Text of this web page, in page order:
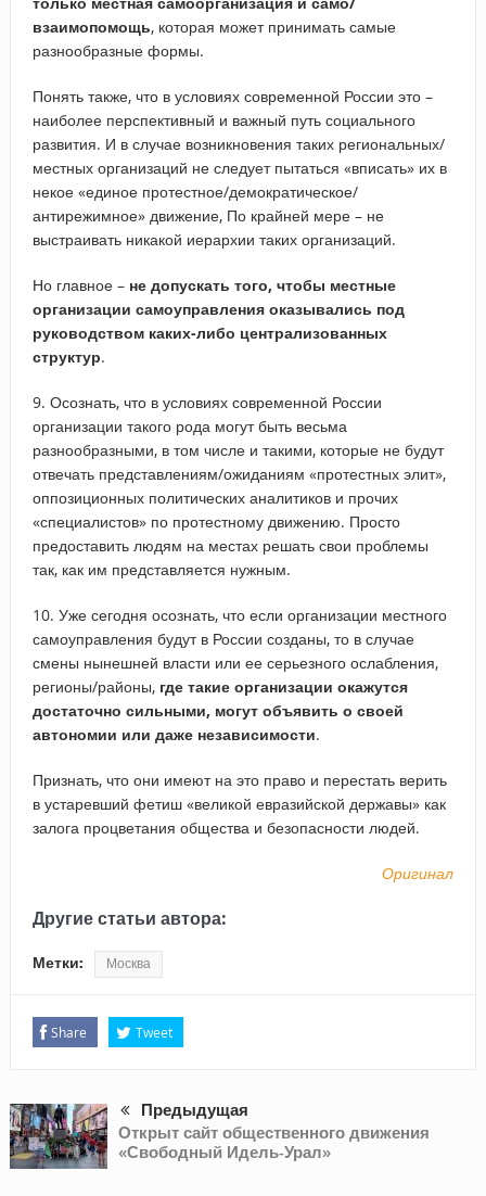
взаимопомощь, которая может принимать самые
разнообразные формы.
Понять также, что в условиях современной России это –
наиболее перспективный и важный путь социального
развития. И в случае возникновения таких региональных/
местных организаций не следует пытаться «вписать» их в
некое «единое протестное/демократическое/
антирежимное» движение, По крайней мере – не
выстраивать никакой иерархии таких организаций.
Но главное – не допускать того, чтобы местные
организации самоуправления оказывались под
руководством каких-либо централизованных
структур.
9. Осознать, что в условиях современной России
организации такого рода могут быть весьма
разнообразными, в том числе и такими, которые не будут
отвечать представлениям/ожиданиям «протестных элит»,
оппозиционных политических аналитиков и прочих
«специалистов» по протестному движению. Просто
предоставить людям на местах решать свои проблемы
так, как им представляется нужным.
10. Уже сегодня осознать, что если организации местного
самоуправления будут в России созданы, то в случае
смены нынешней власти или ее серьезного ослабления,
регионы/районы, где такие организации окажутся
достаточно сильными, могут объявить о своей
автономии или даже независимости.
Признать, что они имеют на это право и перестать верить
в устаревший фетиш «великой евразийской державы» как
залога процветания общества и безопасности людей.
Оригинал
Другие статьи автора:
Метки: Москва
Share Tweet
Предыдущая
Открыт сайт общественного движения
«Свободный Идель-Урал»